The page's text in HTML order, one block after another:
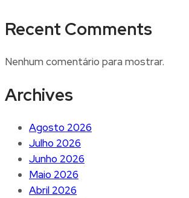
Recent Comments
Nenhum comentário para mostrar.
Archives
Agosto 2026
Julho 2026
Junho 2026
Maio 2026
Abril 2026